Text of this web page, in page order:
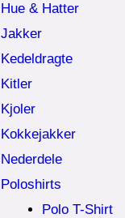
Hue & Hatter
Jakker
Kedeldragte
Kitler
Kjoler
Kokkejakker
Nederdele
Poloshirts
Polo T-Shirt